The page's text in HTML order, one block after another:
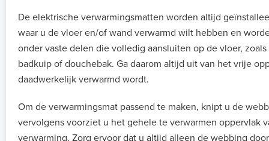
De elektrische verwarmingsmatten worden altijd
waar u de vloer en/of wand verwarmd wilt hebben en
onder vaste delen die volledig aansluiten op de vloer,
badkuip of douchebak. Ga daarom altijd uit van het vrije
daadwerkelijk verwarmd wordt.
Om de verwarmingsmat passend te maken, knipt u de
vervolgens voorziet u het gehele te verwarmen oppervlak
verwarming. Zorg ervoor dat u altijd alleen de webbing